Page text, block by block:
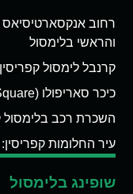
והראשי בלימסול
קרנבל לימסול קפריסין
כיכר סאריפולו (Saripolou Square) בלימסול
השכרת רכב בלימסול
עיר החלומות קפריסין:
שופינג בלימסול